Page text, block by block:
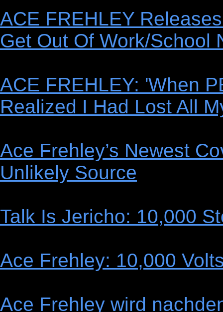
ACE FREHLEY
Get Out Of Work/School
ACE FREHLEY: 'When
Realized I Had Lost All
Ace Frehley’s Newest
Unlikely Source
Talk Is Jericho: 10,000
Ace Frehley: 10,000
Ace Frehley wird